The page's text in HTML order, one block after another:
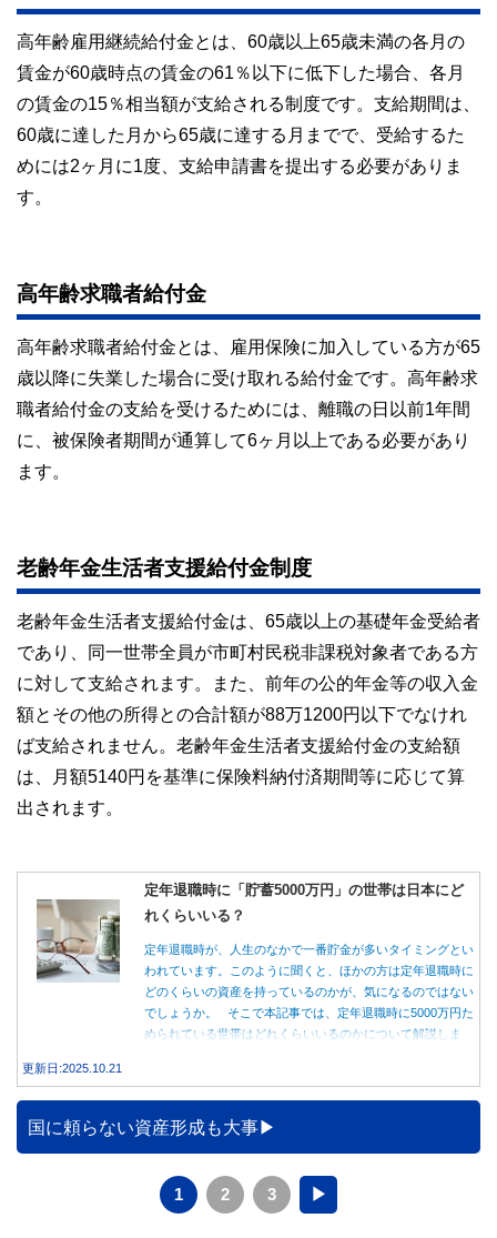
高年齢雇用継続給付金とは、60歳以上65歳未満の各月の
賃金が60歳時点の賃金の61％以下に低下した場合、各月
の賃金の15％相当額が支給される制度です。支給期間は、
60歳に達した月から65歳に達する月までで、受給するた
めには2ヶ月に1度、支給申請書を提出する必要がありま
す。
高年齢求職者給付金
高年齢求職者給付金とは、雇用保険に加入している方が65
歳以降に失業した場合に受け取れる給付金です。高年齢求
職者給付金の支給を受けるためには、離職の日以前1年間
に、被保険者期間が通算して6ヶ月以上である必要があり
ます。
老齢年金生活者支援給付金制度
老齢年金生活者支援給付金は、65歳以上の基礎年金受給者
であり、同一世帯全員が市町村民税非課税対象者である方
に対して支給されます。また、前年の公的年金等の収入金
額とその他の所得との合計額が88万1200円以下でなけれ
ば支給されません。老齢年金生活者支援給付金の支給額
は、月額5140円を基準に保険料納付済期間等に応じて算
出されます。
定年退職時に「貯蓄5000万円」の世帯は日本にど
れくらいいる？
定年退職時が、人生のなかで一番貯金が多いタイミングとい
われています。このように聞くと、ほかの方は定年退職時に
どのくらいの資産を持っているのかが、気になるのではない
でしょうか。 そこで本記事では、定年退職時に5000万円た
められている世帯はどれくらいいるのかについて解説しま
更新日:2025.10.21
国に頼らない資産形成も大事
1 2 3 ▶